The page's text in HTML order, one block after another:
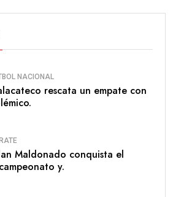
NACIONAL
rescata un empate con
Maldonado conquista el
y.